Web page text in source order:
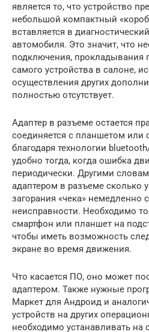
является то, что устройство
небольшой компактный
вставляется в
автомобиля. Это значит, что
подключения, прокладывания
самого устройства в салоне,
осуществления других
полностью отсутствует.
Адаптер в разъеме остается
соединяется с планшетом или
благодаря технологии
удобно тогда, когда ошибка
периодически. Другими
адаптером в разъеме сколько
загорания «чека» немедленно
неисправности. Необходимо
смартфон или планшет на
чтобы иметь возможность
экране во время движения.
Что касается ПО, оно может
адаптером. Также нужные
Маркет для Андроид и
устройств на других
необходимо устанавливать на